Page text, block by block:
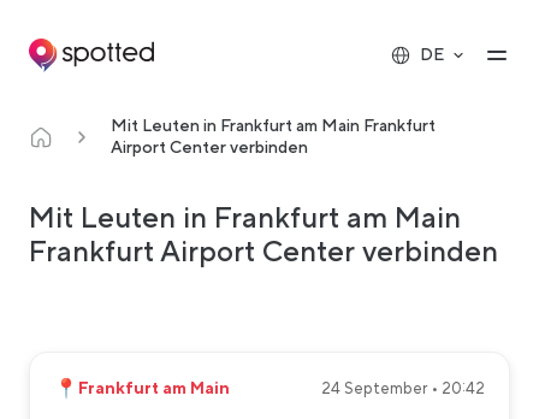
Main navigation
DE
Mit Leuten in Frankfurt am Main Frankfurt
Airport Center verbinden
Mit Leuten in Frankfurt am Main
Frankfurt Airport Center verbinden
📍 Frankfurt am Main 24 September • 20:42